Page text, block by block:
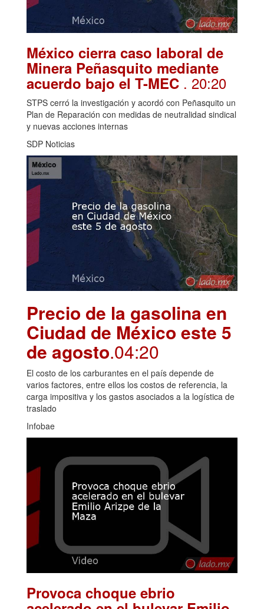
México cierra caso laboral de
Minera Peñasquito mediante
acuerdo bajo el T-MEC . 20:20
STPS cerró la investigación y acordó con Peñasquito un
Plan de Reparación con medidas de neutralidad sindical
y nuevas acciones internas
SDP Noticias
Precio de la gasolina en
Ciudad de México este 5
de agosto.04:20
El costo de los carburantes en el país depende de
varios factores, entre ellos los costos de referencia, la
carga impositiva y los gastos asociados a la logística de
traslado
Infobae
Provoca choque ebrio